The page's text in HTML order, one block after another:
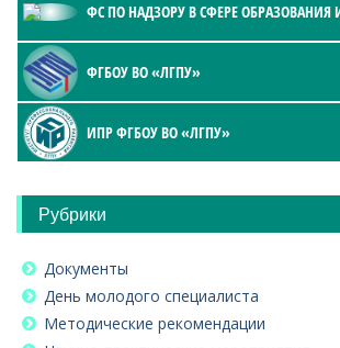
ФС ПО НАДЗОРУ В СФЕРЕ ОБРАЗОВАНИЯ
ФГБОУ ВО «ЛГПУ»
ИПР ФГБОУ ВО «ЛГПУ»
Рубрики
Документы
День молодого специалиста
Методические рекомендации